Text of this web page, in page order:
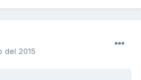
del 2015